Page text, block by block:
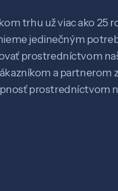
trhu už viac ako 25
jedinečným
prostredníctvom
a partnerom
prostredníctvom